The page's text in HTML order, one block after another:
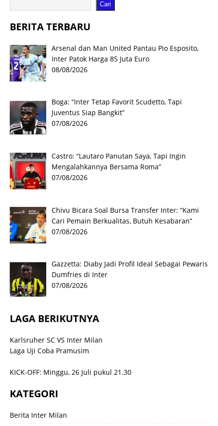
Cari
BERITA TERBARU
Arsenal dan Man United Pantau Pio Esposito,
Inter Patok Harga 85 Juta Euro
08/08/2026
Boga: “Inter Tetap Favorit Scudetto, Tapi
Juventus Siap Bangkit”
07/08/2026
Castro: “Lautaro Panutan Saya, Tapi Ingin
Mengalahkannya Bersama Roma”
07/08/2026
Chivu Bicara Soal Bursa Transfer Inter: “Kami
Cari Pemain Berkualitas, Butuh Kesabaran”
07/08/2026
Gazzetta: Diaby Jadi Profil Ideal Sebagai Pewaris
Dumfries di Inter
07/08/2026
LAGA BERIKUTNYA
Karlsruher SC VS Inter Milan
Laga Uji Coba Pramusim
KICK-OFF: Minggu, 26 Juli pukul 21.30
KATEGORI
Berita Inter Milan